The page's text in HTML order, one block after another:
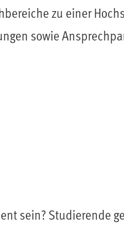
zu einer
sowie
sein? Studierende